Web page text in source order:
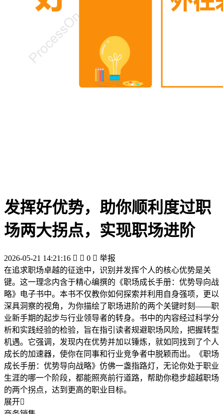
发挥好优势，助你顺利度过职
场两大拐点，实现职场进阶
2026-05-21 14:21:16   0  举报
在追求职场卓越的征途中，识别并发挥个人的核心优势是关
键。这一理念内含于精心编撰的《职场成长手册：优势导向战
略》电子书中。本书不仅教你如何探索并利用自身强项，更以
深具洞察的视角，为你描绘了职场进阶的两个关键时刻——职
业新手期的起步与行业领导者的转身。书中的内容经过科学分
析和实践经验的检验，旨在指引读者规避职场风险，把握转型
机遇。它强调，发现内在优势并加以锤炼，就如同找到了个人
成长的加速器，使你在同事和行业竞争者中脱颖而出。《职场
成长手册：优势导向战略》仿佛一盏指路灯，无论你处于职业
生涯的哪一个阶段，都能照亮前行道路，帮助你稳步超越职场
的两个拐点，达到更高的职业目标。
展开